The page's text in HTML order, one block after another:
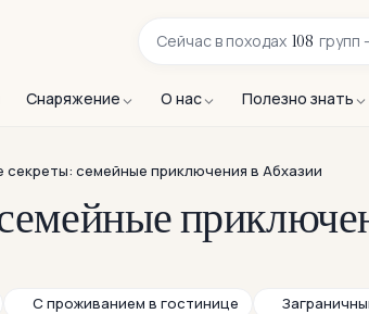
Сейчас в походах 108 групп
Снаряжение О нас Полезно знать
секреты: семейные приключения в Абхазии
С проживанием в гостинице